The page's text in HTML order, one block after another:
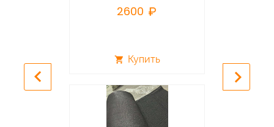
2600
shopping_cart Купить
keyboard_arrow_left keyboard_arrow_right